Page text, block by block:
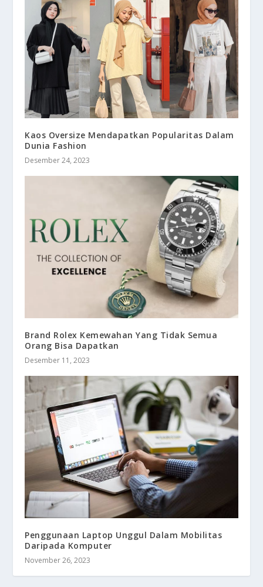
Kaos Oversize Mendapatkan Popularitas Dalam
Dunia Fashion
Desember 24, 2023
Brand Rolex Kemewahan Yang Tidak Semua
Orang Bisa Dapatkan
Desember 11, 2023
Penggunaan Laptop Unggul Dalam Mobilitas
Daripada Komputer
November 26, 2023